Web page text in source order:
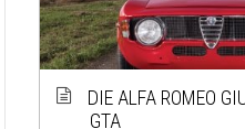
DIE ALFA ROMEO
GTA